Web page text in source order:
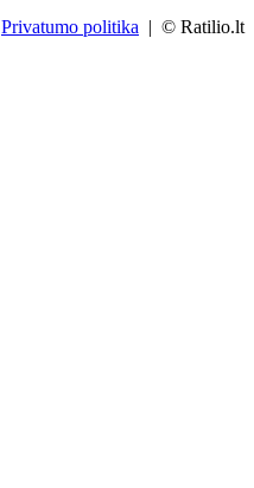
Privatumo politika | © Ratilio.lt